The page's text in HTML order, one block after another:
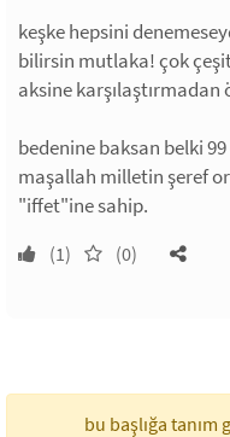
keşke hepsini
bilirsin mutlaka! çok
aksine karşılaştırmadan
bedenine baksan belki
maşallah milletin şeref
"iffet"ine sahip.
(1) (0)
bu başlığa tanım